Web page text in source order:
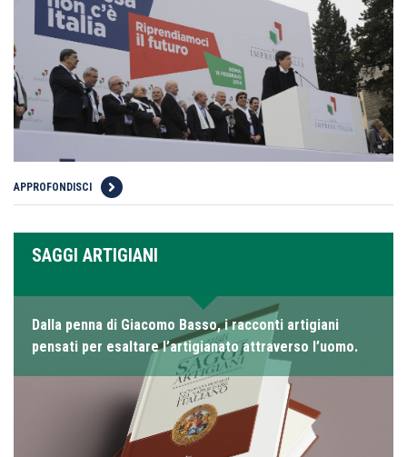
APPROFONDISCI
SAGGI ARTIGIANI
Dalla penna di Giacomo Basso, i racconti artigiani
pensati per esaltare l’artigianato attraverso l’uomo.